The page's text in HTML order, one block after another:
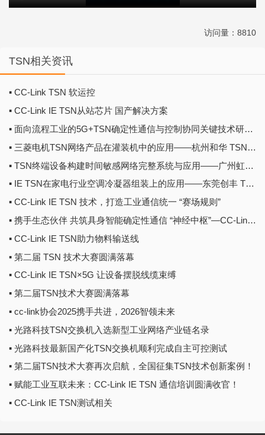
访问量：8810
TSN相关资讯
▪ CC-Link TSN 软运控
▪ CC-Link IE TSN从站芯片 国产解决方案
▪ 面向流程工业的5G+TSN确定性通信与控制协同关键技术研究——中国移动集团研究院 TSN技术大赛集锦
▪ 三菱电机TSN网络产品在灌装机中的应用——杭州和华 TSN技术大赛集锦
▪ TSN终端设备构建时间敏感网络完整系统与应用——广州虹科 TSN技术大赛集锦
▪ IE TSN在家电行业空调冷凝器组装上的应用——东莞创丰 TSN技术大赛集锦
▪ CC-Link IE TSN 技术，打造工业通信统一 “赛场规则”
▪ 携手生态伙伴 共筑具身智能确定性通信 “神经中枢”—CC-Link IE TSN
▪ CC-Link IE TSN助力物料输送线
▪ 第二届 TSN 技术大赛圆满落幕
▪ CC-Link IE TSN×5G 让设备摆脱线缆束缚
▪ 第二届TSN技术大赛圆满落幕
▪ cc-link协会2025携手共进，2026智领未来
▪ 光路科技TSN交换机入选新型工业网络产业链名录
▪ 光路科技最新国产化TSN交换机顺利完成自主可控测试
▪ 第二届TSN技术大赛再次启航，全国征集TSN技术创新案例！
▪ 赋能工业互联未来：CC-Link IE TSN 通信培训圆满收官！
▪ CC-Link IE TSN测试相关